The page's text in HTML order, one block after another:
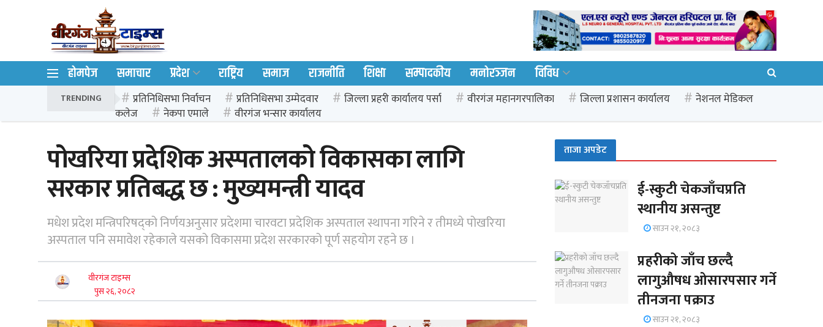
होमपेज समाचार प्रदेश राष्ट्रिय समाज राजनीति शिक्षा सम्पादकीय मनोरञ्जन विविध
TRENDING प्रतिनिधिसभा निर्वाचन प्रतिनिधिसभा उम्मेदवार जिल्ला प्रहरी कार्यालय पर्सा वीरगंज महानगरपालिका जिल्ला प्रशासन कार्यालय
नेशनल मेडिकल
कलेज
नेकपा एमाले वीरगंज भन्सार कार्यालय
पोखरिया प्रदेशिक अस्पतालको विकासका लागि
सरकार प्रतिबद्ध छ : मुख्यमन्त्री यादव
मधेश प्रदेश मन्त्रिपरिषद्को निर्णयअनुसार प्रदेशमा चारवटा प्रदेशिक अस्पताल स्थापना गरिने र तीमध्ये पोखरिया
अस्पताल पनि समावेश रहेकाले यसको विकासमा प्रदेश सरकारको पूर्ण सहयोग रहने छ ।
वीरगंज टाइम्स
पुस २६, २०८२
ताजा अपडेट
ई-स्कुटी चेकजाँचप्रति
स्थानीय असन्तुष्ट
साउन २१, २०८३
प्रहरीको जाँच छल्दै
लागुऔषध ओसारपसार गर्ने
तीनजना पक्राउ
साउन २१, २०८३